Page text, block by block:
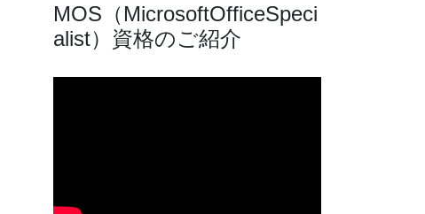
MOS（MicrosoftOfficeSpeci
alist）資格のご紹介